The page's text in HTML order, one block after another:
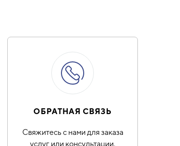
ОБРАТНАЯ СВЯЗЬ
Свяжитесь с нами для заказа
услуг или консультации.